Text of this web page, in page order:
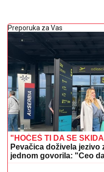
Preporuka za Vas
"HOĆEŠ TI DA SE
Pevačica doživela
jednom govorila: "Ceo